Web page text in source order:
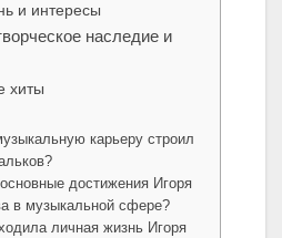
и интересы
наследие и
хиты
карьеру строил
достижения Игоря
в музыкальной сфере?
личная жизнь Игоря